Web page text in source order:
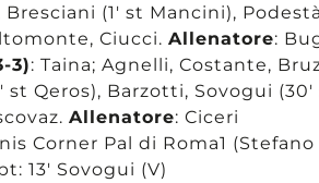
Bresciani (1′ st Mancini),
Ciucci. Allenatore:
3): Taina; Agnelli, Costante,
st Qeros), Barzotti, Sovogui
Allenatore: Ciceri
Corner Pal di Roma1
13′ Sovogui (V)